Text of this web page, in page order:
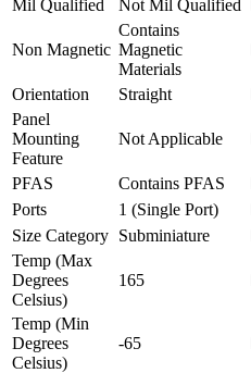
Mil Qualified Not Mil Qualified
Non Magnetic
Contains
Magnetic
Materials
Orientation
Straight
Panel
Mounting
Feature
Not Applicable
PFAS
Contains PFAS
Ports
1 (Single Port)
Size Category Subminiature
Temp (Max
Degrees
Celsius)
165
Temp (Min
Degrees
Celsius)
-65